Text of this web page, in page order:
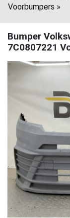
Voorbumpers »
Bumper
7C0807221